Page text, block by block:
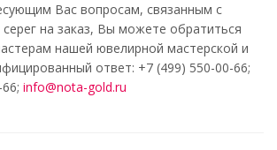
Вас вопросам, связанным с
на заказ, Вы можете обратиться
нашей ювелирной мастерской и
ответ: +7 (499) 550-00-66;
info@nota-gold.ru